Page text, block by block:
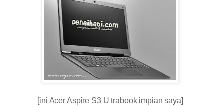
[ini Acer Aspire S3 Ultrabook impian saya]